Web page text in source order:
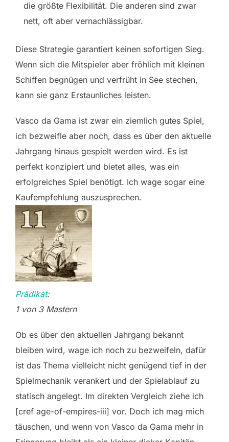
die größte Flexibilität. Die anderen sind zwar
nett, oft aber vernachlässigbar.
Diese Strategie garantiert keinen sofortigen Sieg.
Wenn sich die Mitspieler aber fröhlich mit kleinen
Schiffen begnügen und verfrüht in See stechen,
kann sie ganz Erstaunliches leisten.
Vasco da Gama ist zwar ein ziemlich gutes Spiel,
ich bezweifle aber noch, dass es über den aktuelle
Jahrgang hinaus gespielt werden wird. Es ist
perfekt konzipiert und bietet alles, was ein
erfolgreiches Spiel benötigt. Ich wage sogar eine
Kaufempfehlung auszusprechen.
Prädikat:
1 von 3 Mastern
Ob es über den aktuellen Jahrgang bekannt
bleiben wird, wage ich noch zu bezweifeln, dafür
ist das Thema vielleicht nicht genügend tief in der
Spielmechanik verankert und der Spielablauf zu
statisch angelegt. Im direkten Vergleich ziehe ich
[cref age-of-empires-iii] vor. Doch ich mag mich
täuschen, und wenn von Vasco da Gama mehr in